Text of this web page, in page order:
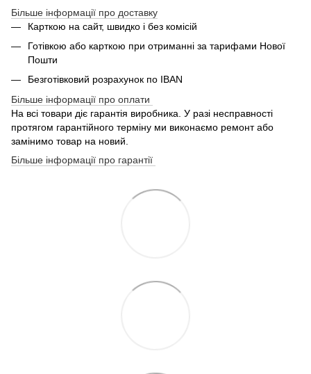
Більше інформації про доставку
Карткою на сайт, швидко і без комісій
Готівкою або карткою при отриманні за тарифами Нової
Пошти
Безготівковий розрахунок по IBAN
Більше інформації про оплати
На всі товари діє гарантія виробника. У разі несправності
протягом гарантійного терміну ми виконаємо ремонт або
замінимо товар на новий.
Більше інформації про гарантії